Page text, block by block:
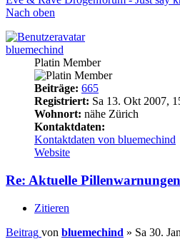
Nach oben
bluemechind
Platin Member
Beiträge: 665
Registriert: Sa 13. Okt 2007,
Wohnort: nähe Zürich
Kontaktdaten:
Kontaktdaten von bluemechind
Website
Re: Aktuelle Pillenwarnungen
Zitieren
Beitrag von bluemechind » Sa 30.